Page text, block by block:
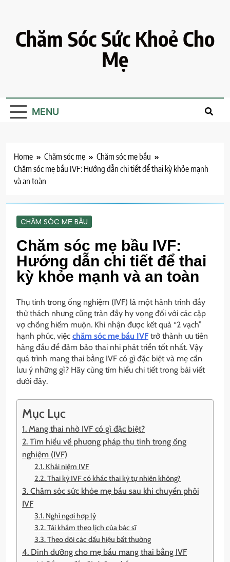
contentChăm Sóc Sức Khoẻ Cho
Mẹ
MENU
Home Chăm sóc mẹ
Chăm sóc mẹ bầu
Chăm sóc mẹ bầu IVF: Hướng dẫn chi tiết để thai kỳ khỏe mạnh
và an toàn
CHĂM SÓC MẸ BẦU
Chăm sóc mẹ bầu IVF:
Hướng dẫn chi tiết để thai
kỳ khỏe mạnh và an toàn
Thụ tinh trong ống nghiệm (IVF) là một hành trình đầy
thử thách nhưng cũng tràn đầy hy vọng đối với các cặp
vợ chồng hiếm muộn. Khi nhận được kết quả “2 vạch”
hạnh phúc, việc chăm sóc mẹ bầu IVFtrở thành ưu tiên
hàng đầu để đảm bảo thai nhi phát triển tốt nhất. Vậy
quá trình mang thai bằng IVF có gì đặc biệt và mẹ cần
lưu ý những gì? Hãy cùng tìm hiểu chi tiết trong bài viết
dưới đây.
Mục Lục
1. Mang thai nhờ IVF có gì đặc biệt?
2. Tìm hiểu về phương pháp thụ tinh trong ống
nghiệm (IVF)
2.1. Khái niệm IVF
2.2. Thai kỳ IVF có khác thai kỳ tự nhiên không?
3. Chăm sóc sức khỏe mẹ bầu sau khi chuyển phôi
IVF
3.1. Nghỉ ngơi hợp lý
3.2. Tái khám theo lịch của bác sĩ
3.3. Theo dõi các dấu hiệu bất thường
4. Dinh dưỡng cho mẹ bầu mang thai bằng IVF